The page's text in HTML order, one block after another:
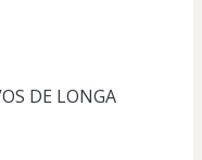
DE LONGA